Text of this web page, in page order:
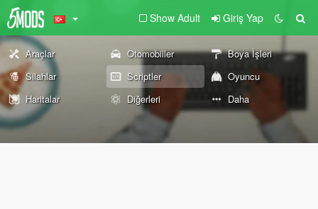
Show Adult Giriş Yap
Araçlar Otomobiller
Boya İşleri
Silahlar
Scriptler
Oyuncu
Haritalar
Diğerleri Daha